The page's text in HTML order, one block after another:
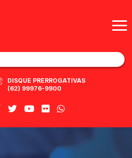
DISQUE PRERROGATIVAS
(62) 99976-9900